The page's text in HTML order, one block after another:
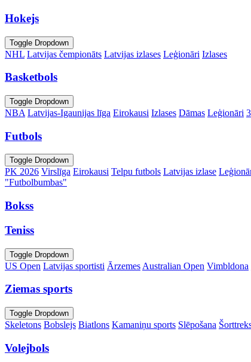
Hokejs
Toggle Dropdown
NHL Latvijas čempionāts Latvijas izlases Leģionāri Izlases
Basketbols
Toggle Dropdown
NBA Latvijas-Igaunijas līga Eirokausi Izlases Dāmas Leģionāri
Futbols
Toggle Dropdown
PK 2026 Virslīga Eirokausi Telpu futbols Latvijas izlase
"Futbolbumbas"
Bokss
Teniss
Toggle Dropdown
US Open Latvijas sportisti Ārzemes Australian Open Vimbldona
Ziemas sports
Toggle Dropdown
Skeletons Bobslejs Biatlons Kamaniņu sports Slēpošana
Volejbols